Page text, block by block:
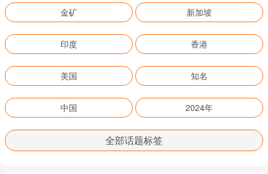
金矿 新加坡
印度 香港
美国 知名
中国 2024年
全部话题标签